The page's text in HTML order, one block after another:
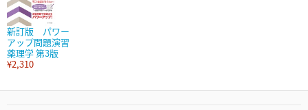
新訂版 パワー
アップ問題演習
薬理学 第3版
¥2,310